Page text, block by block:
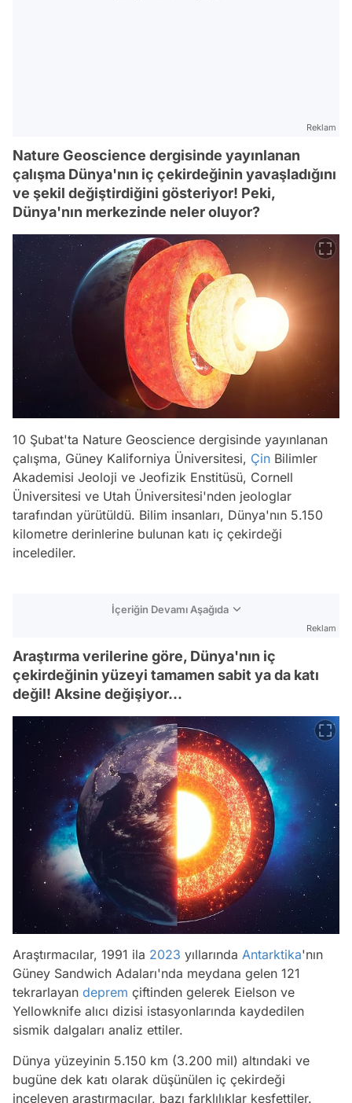
Reklam
Nature Geoscience dergisinde yayınlanan
çalışma Dünya'nın iç çekirdeğinin yavaşladığını
ve şekil değiştirdiğini gösteriyor! Peki,
Dünya'nın merkezinde neler oluyor?
10 Şubat'ta Nature Geoscience dergisinde yayınlanan
çalışma, Güney Kaliforniya Üniversitesi, Çin Bilimler
Akademisi Jeoloji ve Jeofizik Enstitüsü, Cornell
Üniversitesi ve Utah Üniversitesi'nden jeologlar
tarafından yürütüldü. Bilim insanları, Dünya'nın 5.150
kilometre derinlerine bulunan katı iç çekirdeği
incelediler.
İçeriğin Devamı Aşağıda
Reklam
Araştırma verilerine göre, Dünya'nın iç
çekirdeğinin yüzeyi tamamen sabit ya da katı
değil! Aksine değişiyor...
Araştırmacılar, 1991 ila 2023 yıllarında Antarktika'nın
Güney Sandwich Adaları'nda meydana gelen 121
tekrarlayan deprem çiftinden gelerek Eielson ve
Yellowknife alıcı dizisi istasyonlarında kaydedilen
sismik dalgaları analiz ettiler.
Dünya yüzeyinin 5.150 km (3.200 mil) altındaki ve
bugüne dek katı olarak düşünülen iç çekirdeği
inceleyen araştırmacılar, bazı farklılıklar keşfettiler.